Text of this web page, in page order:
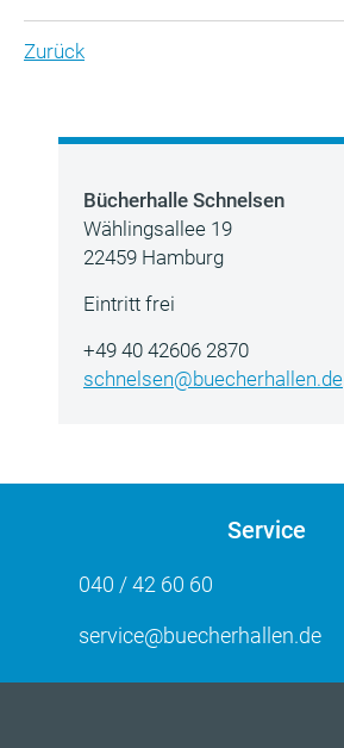
Zurück
Bücherhalle Schnelsen
Wählingsallee 19
22459 Hamburg
Eintritt frei
+49 40 42606 2870
schnelsen@buecherhallen.de
Service
040 / 42 60 60
service@buecherhallen.de